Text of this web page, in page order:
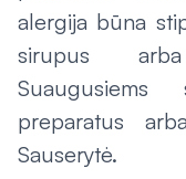
alergija būna
sirupus
preparatus
Sauserytė.